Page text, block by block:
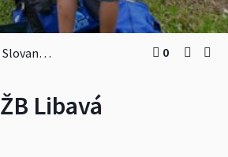
ŽB Libavá
Orientační běh TJ Slovan Luhačovice 0